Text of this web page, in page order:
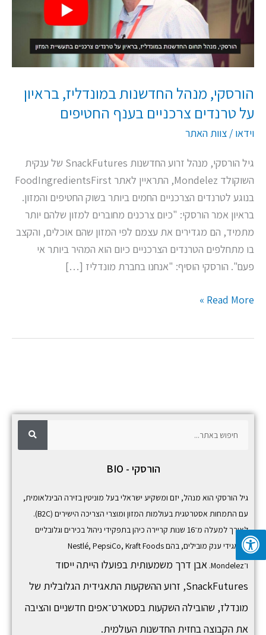
הורסקי, מנהל החדשנות במונדליז, בראיון
על טרנדים צרכניים בענף החטיפים
וידאו / צוות האתר
גיל הורסקי, מנהל זרוע החדשנות SnackFutures של ענקית
השוקולד Mondelez, התראיין לאתר FoodIngredientsFirst
בנוגע לטרנדים הצרכניים החמים ביותר בשוק החטיפים והמזון.
בראיון אמר הורסקי: "כיום צרכנים מחוברים למזון שלהם יותר
מתמיד, הם מגדירים את עצמם לפי המזון שהם אוכלים, והקצב
בו מתחלפים הטרנדים הצרכניים כיום הוא המהיר ביותר אי
פעם". הורסקי הוסיף: "אנחנו בחברת מונדליז […]
בראיון
על
טרנדים
החטיפים
Read More »
ח
י
פ
הורסקי - BIO
גיל הורסקי הוא מנהל, יזם ומשקיע ישראלי בעל מוניטין בזירה הבינלאומית,
עם התמחות אסטרטגית בעולמות המזון ומוצרי הצריכה הישירים (B2C).
לאורך למעלה מ־16 שנות קריירה כיהן בתפקידי ניהול בכירים וגלובליים
בתאגידי ענק מובילים, בהם
Nestlé, PepsiCo, Kraft Foods
ו־Mondelez
. אבן דרך משמעותית בפועלו הייתה ייסוד
SnackFutures, זרוע ההשקעות התאגידית הגלובלית של
מונדלז, שהובילה השקעות בסטארט־אפים חדשניים והציבה
את הקבוצה בחזית החדשנות העולמית.